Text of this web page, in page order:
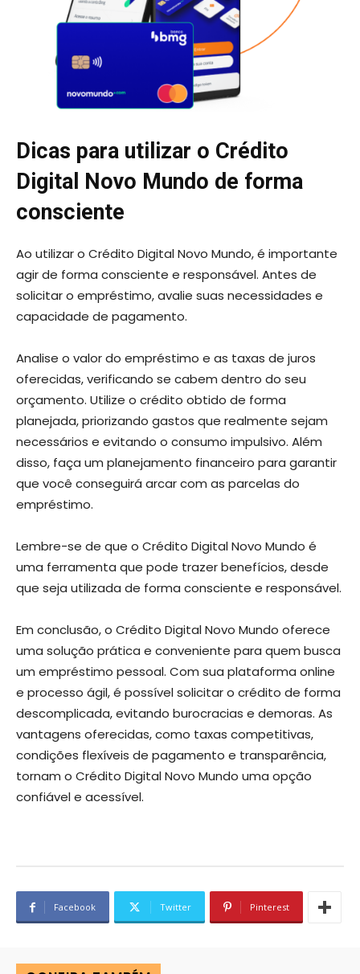
Dicas para utilizar o Crédito
Digital Novo Mundo de forma
consciente
Ao utilizar o Crédito Digital Novo Mundo, é importante
agir de forma consciente e responsável. Antes de
solicitar o empréstimo, avalie suas necessidades e
capacidade de pagamento.
Analise o valor do empréstimo e as taxas de juros
oferecidas, verificando se cabem dentro do seu
orçamento. Utilize o crédito obtido de forma
planejada, priorizando gastos que realmente sejam
necessários e evitando o consumo impulsivo. Além
disso, faça um planejamento financeiro para garantir
que você conseguirá arcar com as parcelas do
empréstimo.
Lembre-se de que o Crédito Digital Novo Mundo é
uma ferramenta que pode trazer benefícios, desde
que seja utilizada de forma consciente e responsável.
Em conclusão, o Crédito Digital Novo Mundo oferece
uma solução prática e conveniente para quem busca
um empréstimo pessoal. Com sua plataforma online
e processo ágil, é possível solicitar o crédito de forma
descomplicada, evitando burocracias e demoras. As
vantagens oferecidas, como taxas competitivas,
condições flexíveis de pagamento e transparência,
tornam o Crédito Digital Novo Mundo uma opção
confiável e acessível.
Facebook Twitter Pinterest